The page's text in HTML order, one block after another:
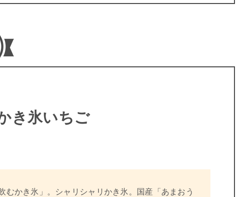
き氷いちご
むかき氷」。シャリシャリかき氷。国産「あまおう